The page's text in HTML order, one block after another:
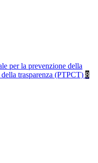
per la prevenzione della
trasparenza (PTPCT) 8